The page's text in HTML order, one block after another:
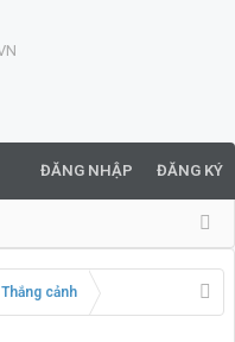
ĐĂNG NHẬP ĐĂNG KÝ
cảnh